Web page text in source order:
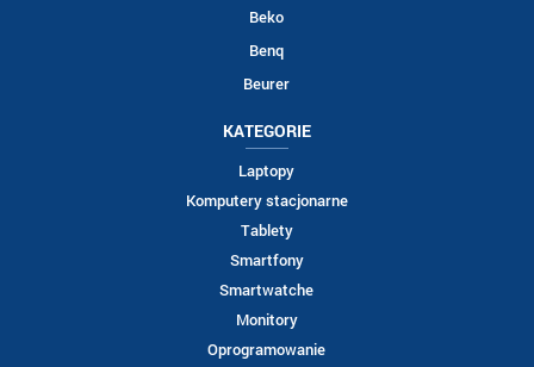
Beko
Benq
Beurer
KATEGORIE
Laptopy
Komputery stacjonarne
Tablety
Smartfony
Smartwatche
Monitory
Oprogramowanie